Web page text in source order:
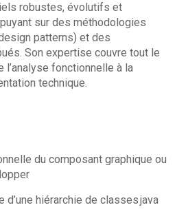
robustes, évolutifs et
sur des méthodologies
patterns) et des
Son expertise couvre tout le
fonctionnelle à la
technique.
du composant graphique ou
d’une hiérarchie de classes java